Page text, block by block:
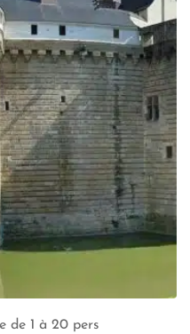
de 1 à 20 pers